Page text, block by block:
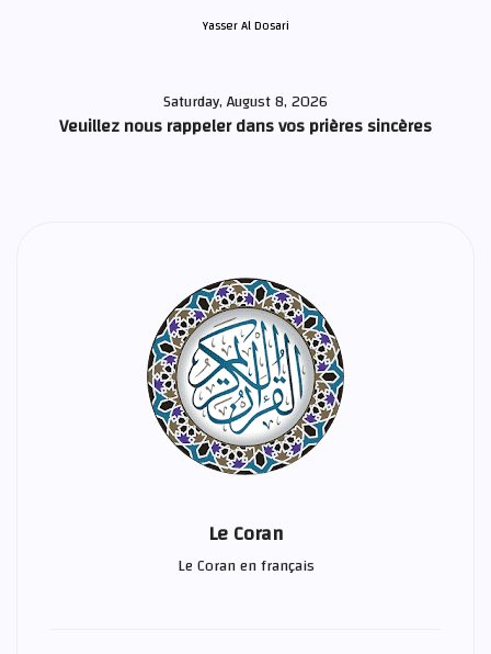
Yasser Al Dosari
Saturday, August 8, 2026
Veuillez nous rappeler dans vos prières sincères
Le Coran
Le Coran en français